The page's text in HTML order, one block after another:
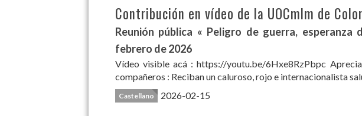
Contribución en vídeo de la UOCmlm de
Reunión pública « Peligro de guerra,
febrero de 2026
Vídeo visible acá : https://youtu.be/6Hxe8RzPbpc
compañeros : Reciban un caluroso, rojo e internacionalista
Castellano 2026-02-15